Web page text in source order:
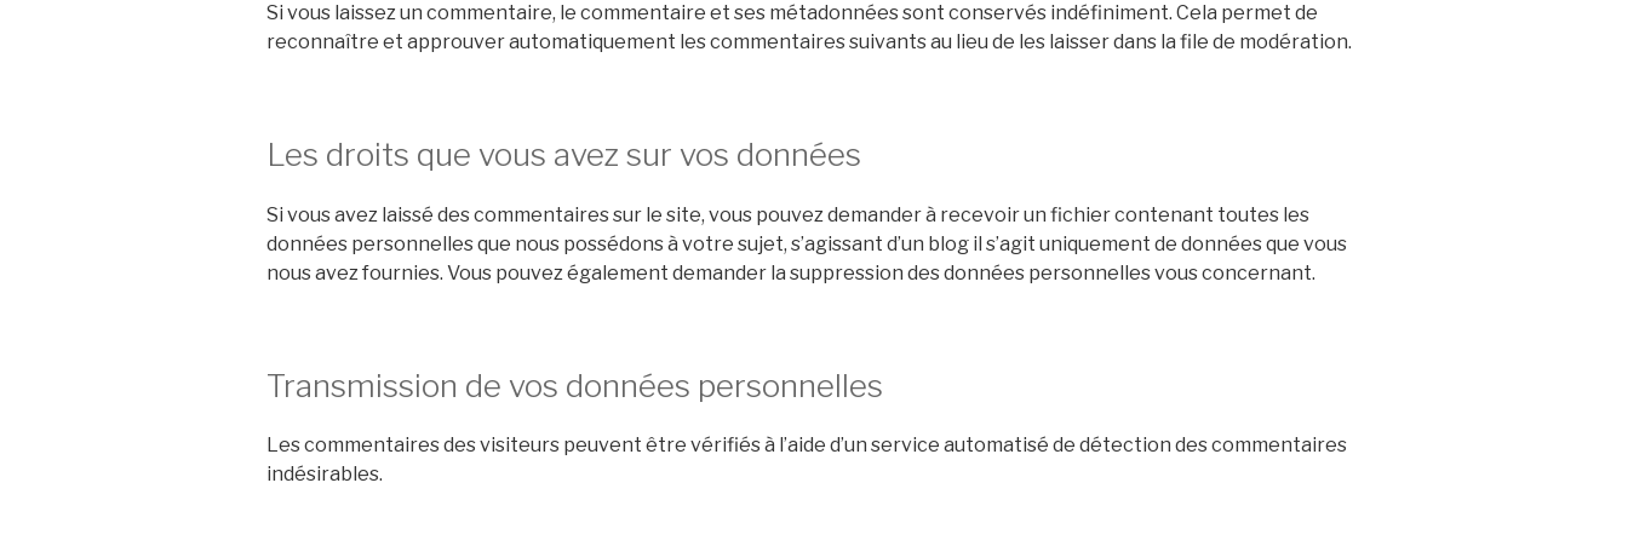
Si vous laissez un commentaire, le commentaire et ses métadonnées sont conservés indéfiniment. Cela permet de
reconnaître et approuver automatiquement les commentaires suivants au lieu de les laisser dans la file de modération.
Les droits que vous avez sur vos données
Si vous avez laissé des commentaires sur le site, vous pouvez demander à recevoir un fichier contenant toutes les
données personnelles que nous possédons à votre sujet, s’agissant d’un blog il s’agit uniquement de données que vous
nous avez fournies. Vous pouvez également demander la suppression des données personnelles vous concernant.
Transmission de vos données personnelles
Les commentaires des visiteurs peuvent être vérifiés à l’aide d’un service automatisé de détection des commentaires
indésirables.